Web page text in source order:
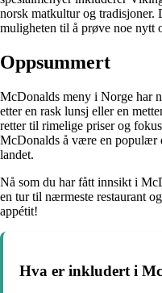
norsk matkultur og tradisjoner.
muligheten til å prøve noe nytt
Oppsummert
McDonalds meny i Norge har
etter en rask lunsj eller en
retter til rimelige priser og
McDonalds å være en populær
landet.
Nå som du har fått innsikt i
en tur til nærmeste restaurant
appétit!
Hva er inkludert i